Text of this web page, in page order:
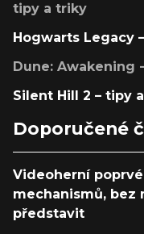
tipy a triky
Hogwarts Legacy
Dune: Awakening
Silent Hill 2 – tipy
Doporučené
Videoherní
mechanismů, bez
představit